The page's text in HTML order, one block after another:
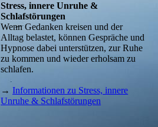
Stress, innere Unruhe &
Schlafstörungen
Wenn Gedanken kreisen und der
Alltag belastet, können Gespräche und
Hypnose dabei unterstützen, zur Ruhe
zu kommen und wieder erholsam zu
schlafen.
→Informationen zu Stress, innere
Unruhe & Schlafstörungen